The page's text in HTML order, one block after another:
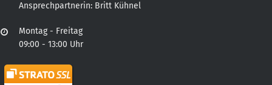
Ansprechpartnerin: Britt Kühnel
Montag - Freitag
09:00 - 13:00 Uhr